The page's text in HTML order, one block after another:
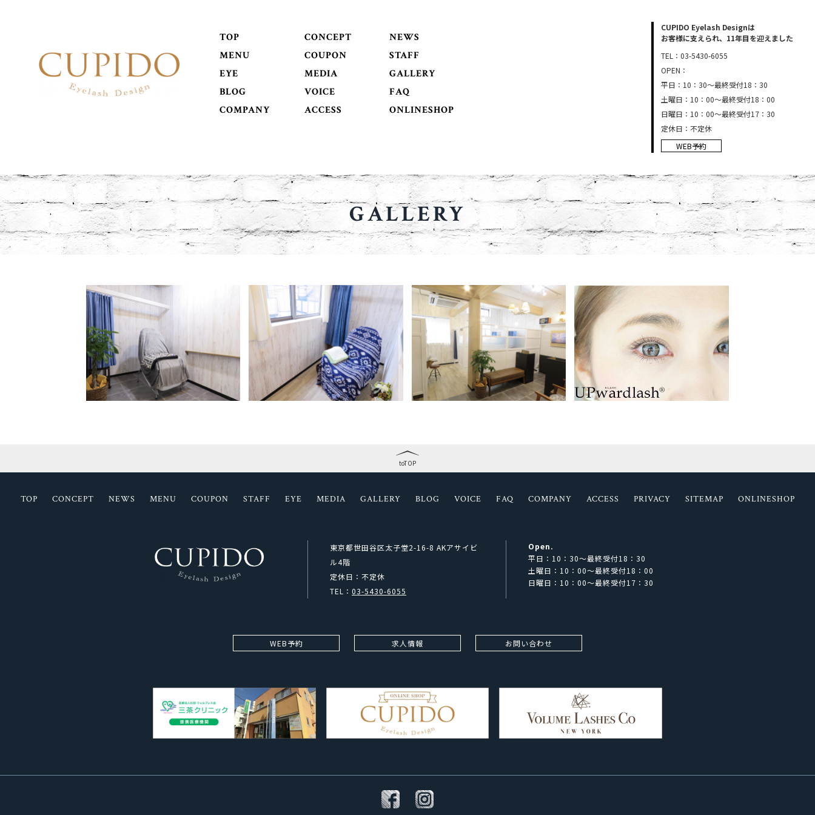
TOP CONCEPT
NEWS
MENU
COUPON
STAFF
EYE
MEDIA
GALLERY
BLOG
VOICE
FAQ
COMPANY
ACCESS ONLINESHOP
CUPIDO Eyelash Designは
お客様に支えられ、11年目を迎えました
TEL：03-5430-6055
OPEN：
平日：10：30～最終受付18：30
土曜日：10：00～最終受付18：00
日曜日：10：00～最終受付17：30
定休日：不定休
WEB予約
GALLERY
toTOP
TOP CONCEPT NEWS MENU COUPON STAFF EYE MEDIA GALLERY BLOG VOICE FAQ COMPANY ACCESS PRIVACY SITEMAP ONLINESHOP
東京都世田谷区太子堂2-16-8 AKアサイビ
ル4階
定休日：不定休
TEL： 03-5430-6055
Open.
平日：10：30～最終受付18：30
土曜日：10：00～最終受付18：00
日曜日：10：00～最終受付17：30
WEB予約 求人情報 お問い合わせ